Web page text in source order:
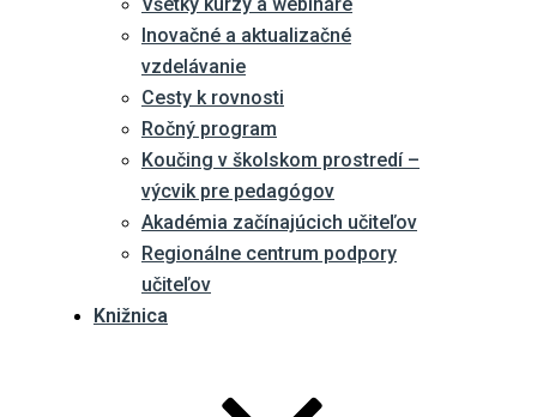
Inovačné a aktualizačné
vzdelávanie
Cesty k rovnosti
Ročný program
Koučing v školskom prostredí –
výcvik pre pedagógov
Akadémia začínajúcich učiteľov
Regionálne centrum podpory
učiteľov
Knižnica